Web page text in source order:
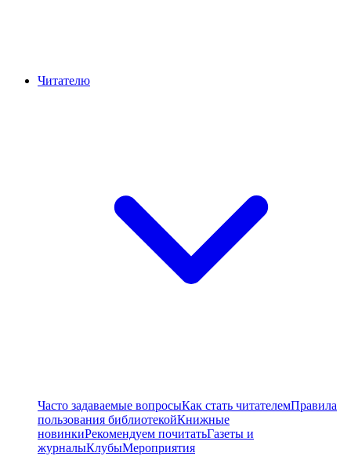
Читателю
Часто задаваемые вопросыКак стать читателемПравила
пользования библиотекойКнижные
новинкиРекомендуем почитатьГазеты и
журналыКлубыМероприятия